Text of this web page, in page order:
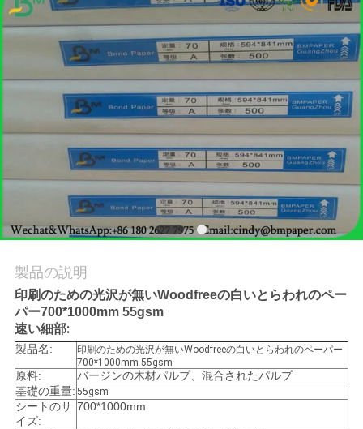
ー
品
質
理
連
絡
く
だ
さ
い
製品の説明
印刷のための光沢が無いWoodfreeの白いとらわれのペー
パー700*1000mm 55gsm
速い細部:
製品名:
印刷のための光沢が無いWoodfreeの白いとらわれのペーパー
700*1000mm 55gsm
原料:
バージンの木材パルプ、混合されたパルプ
基礎の重量: 55gsm
シートのサ
イズ:
700*1000mm